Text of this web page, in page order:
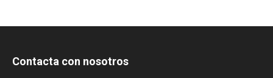
Contacta con nosotros